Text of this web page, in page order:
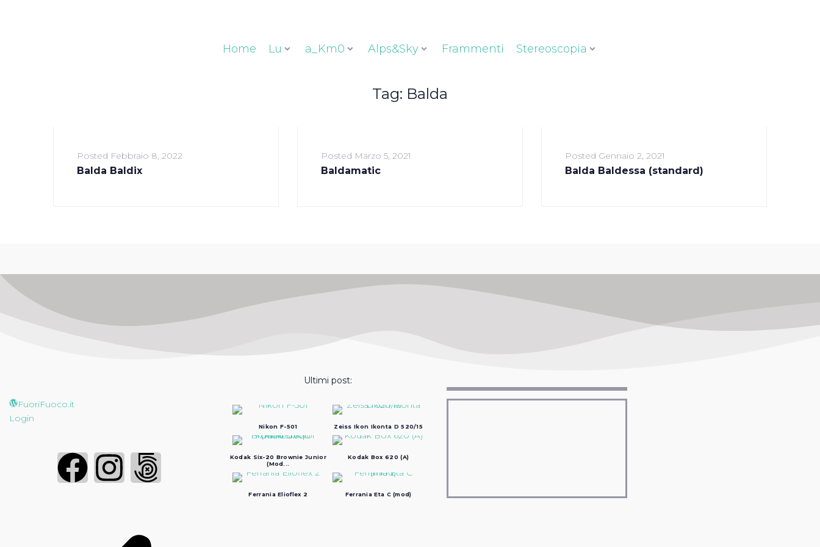
Home Lu a_Km0 Alps&Sky Frammenti Stereoscopia
Tag: Balda
Posted Febbraio 8, 2022
Balda Baldix
Posted Marzo 5, 2021
Baldamatic
Posted Gennaio 2, 2021
Balda Baldessa (standard)
FuoriFuoco.it
Login
Ultimi post:
Nikon F-501 Zeiss Ikon Ikonta D 520/15
Kodak Six-20 Brownie Junior
(Mod...
Kodak Box 620 (A)
Ferrania Elioflex 2 Ferrania Eta C (mod)